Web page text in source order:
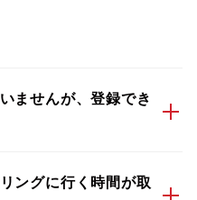
ませんが、登録でき
ングに行く時間が取